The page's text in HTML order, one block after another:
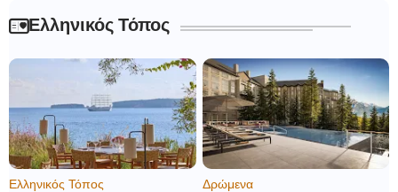
Ελληνικός Τόπος
Ελληνικός Τόπος Δρώμενα